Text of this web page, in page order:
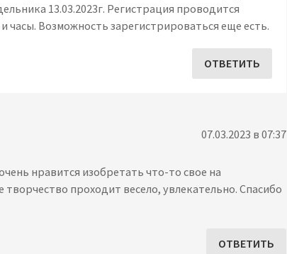
13.03.2023г. Регистрация проводится
часы. Возможность зарегистрироваться еще есть.
ОТВЕТИТЬ
07.03.2023 в 07:37
нравится изобретать что-то свое на
проходит весело, увлекательно. Спасибо
ОТВЕТИТЬ